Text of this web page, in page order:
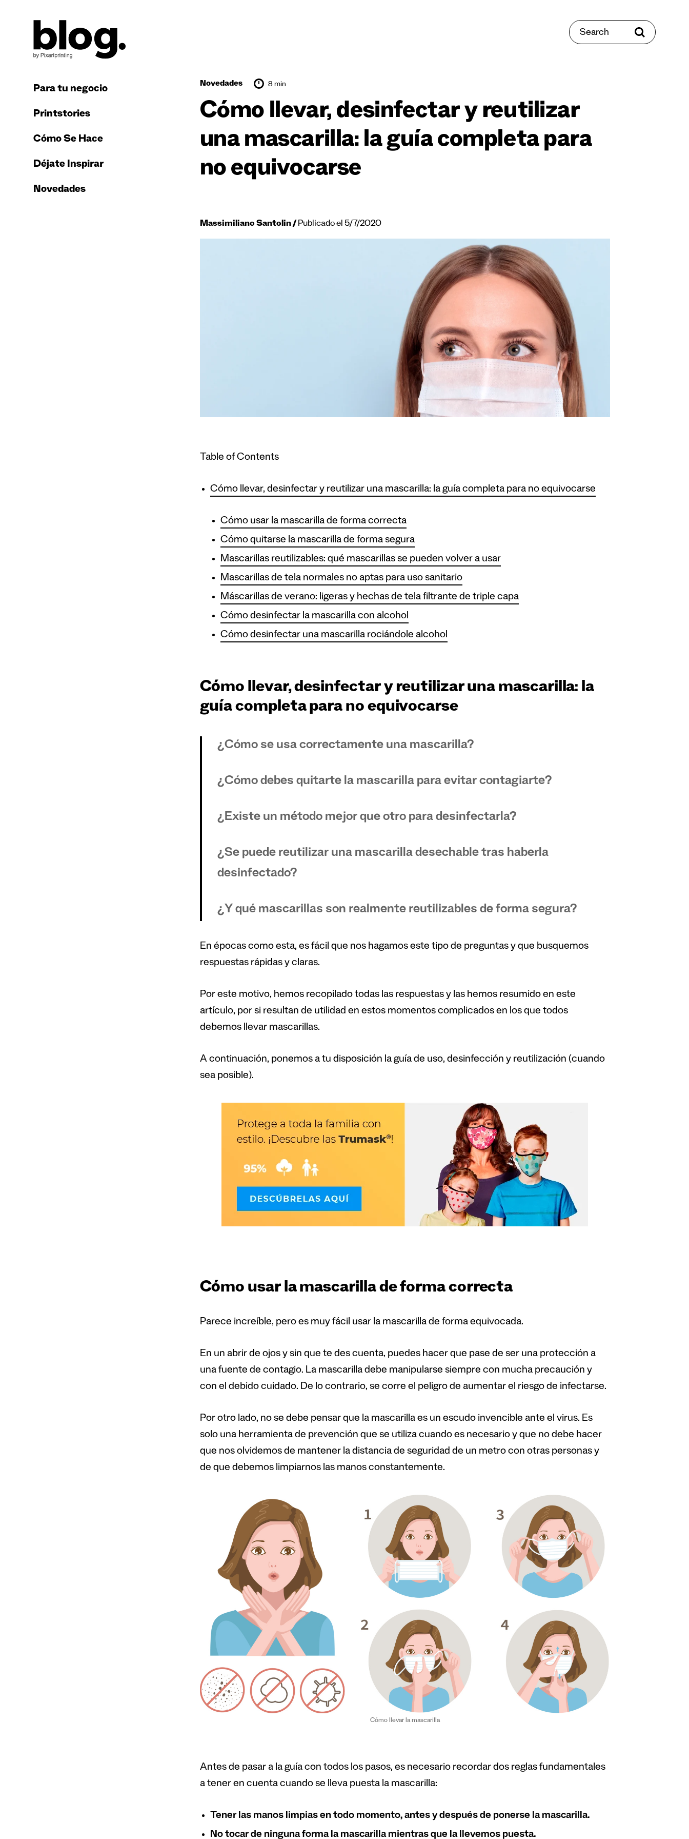
Para tu negocio
Printstories
Cómo Se Hace
Déjate Inspirar
Novedades
Search
Novedades 8 min
Cómo llevar, desinfectar y reutilizar
una mascarilla: la guía completa para
no equivocarse
Massimiliano Santolin Publicado el 5/7/2020
Table of Contents
Cómo llevar, desinfectar y reutilizar una mascarilla: la guía completa para no equivocarse
Cómo usar la mascarilla de forma correcta
Cómo quitarse la mascarilla de forma segura
Mascarillas reutilizables: qué mascarillas se pueden volver a usar
Mascarillas de tela normales no aptas para uso sanitario
Máscarillas de verano: ligeras y hechas de tela filtrante de triple capa
Cómo desinfectar la mascarilla con alcohol
Cómo desinfectar una mascarilla rociándole alcohol
Cómo llevar, desinfectar y reutilizar una mascarilla: la
guía completa para no equivocarse
¿Cómo se usa correctamente una mascarilla?
¿Cómo debes quitarte la mascarilla para evitar contagiarte?
¿Existe un método mejor que otro para desinfectarla?
¿Se puede reutilizar una mascarilla desechable tras haberla
desinfectado?
¿Y qué mascarillas son realmente reutilizables de forma segura?
En épocas como esta, es fácil que nos hagamos este tipo de preguntas y que busquemos
respuestas rápidas y claras.
Por este motivo, hemos recopilado todas las respuestas y las hemos resumido en este
artículo, por si resultan de utilidad en estos momentos complicados en los que todos
debemos llevar mascarillas.
A continuación, ponemos a tu disposición la guía de uso, desinfección y reutilización (cuando
sea posible).
Cómo usar la mascarilla de forma correcta
Parece increíble, pero es muy fácil usar la mascarilla de forma equivocada.
En un abrir de ojos y sin que te des cuenta, puedes hacer que pase de ser una protección a
una fuente de contagio. La mascarilla debe manipularse siempre con mucha precaución y
con el debido cuidado. De lo contrario, se corre el peligro de aumentar el riesgo de infectarse.
Por otro lado, no se debe pensar que la mascarilla es un escudo invencible ante el virus. Es
solo una herramienta de prevención que se utiliza cuando es necesario y que no debe hacer
que nos olvidemos de mantener la distancia de seguridad de un metro con otras personas y
de que debemos limpiarnos las manos constantemente.
Cómo llevar la mascarilla
Antes de pasar a la guía con todos los pasos, es necesario recordar dos reglas fundamentales
a tener en cuenta cuando se lleva puesta la mascarilla:
Tener las manos limpias en todo momento, antes y después de ponerse la mascarilla.
No tocar de ninguna forma la mascarilla mientras que la llevemos puesta.